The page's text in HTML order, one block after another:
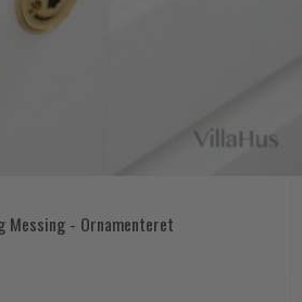
Messing - Ornamenteret